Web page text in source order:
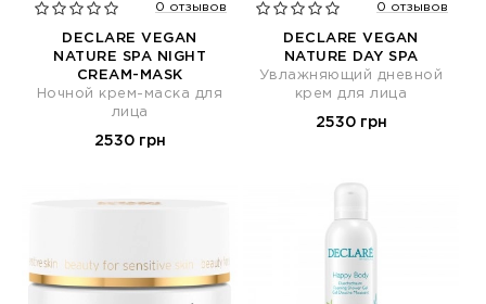
0 отзывов
DECLARE VEGAN
NATURE SPA NIGHT
CREAM-MASK
Ночной крем-маска для
лица
2530 грн
0 отзывов
DECLARE VEGAN
NATURE DAY SPA
Увлажняющий дневной
крем для лица
2530 грн